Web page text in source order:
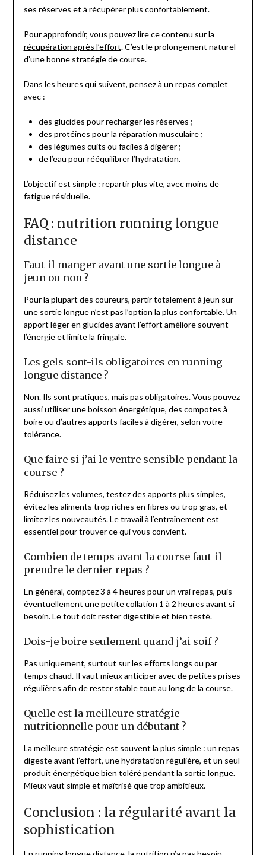
ses réserves et à récupérer plus confortablement.
Pour approfondir, vous pouvez lire ce contenu sur la
récupération après l’effort. C’est le prolongement naturel
d’une bonne stratégie de course.
Dans les heures qui suivent, pensez à un repas complet
avec :
des glucides pour recharger les réserves ;
des protéines pour la réparation musculaire ;
des légumes cuits ou faciles à digérer ;
de l’eau pour rééquilibrer l’hydratation.
L’objectif est simple : repartir plus vite, avec moins de
fatigue résiduelle.
FAQ : nutrition running longue
distance
Faut-il manger avant une sortie longue à
jeun ou non ?
Pour la plupart des coureurs, partir totalement à jeun sur
une sortie longue n’est pas l’option la plus confortable. Un
apport léger en glucides avant l’effort améliore souvent
l’énergie et limite la fringale.
Les gels sont-ils obligatoires en running
longue distance ?
Non. Ils sont pratiques, mais pas obligatoires. Vous pouvez
aussi utiliser une boisson énergétique, des compotes à
boire ou d’autres apports faciles à digérer, selon votre
tolérance.
Que faire si j’ai le ventre sensible pendant la
course ?
Réduisez les volumes, testez des apports plus simples,
évitez les aliments trop riches en fibres ou trop gras, et
limitez les nouveautés. Le travail à l’entraînement est
essentiel pour trouver ce qui vous convient.
Combien de temps avant la course faut-il
prendre le dernier repas ?
En général, comptez 3 à 4 heures pour un vrai repas, puis
éventuellement une petite collation 1 à 2 heures avant si
besoin. Le tout doit rester digestible et bien testé.
Dois-je boire seulement quand j’ai soif ?
Pas uniquement, surtout sur les efforts longs ou par
temps chaud. Il vaut mieux anticiper avec de petites prises
régulières afin de rester stable tout au long de la course.
Quelle est la meilleure stratégie
nutritionnelle pour un débutant ?
La meilleure stratégie est souvent la plus simple : un repas
digeste avant l’effort, une hydratation régulière, et un seul
produit énergétique bien toléré pendant la sortie longue.
Mieux vaut simple et maîtrisé que trop ambitieux.
Conclusion : la régularité avant la
sophistication